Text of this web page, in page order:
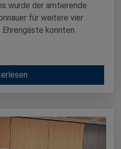
wurde der amtierende
für weitere vier
konnten